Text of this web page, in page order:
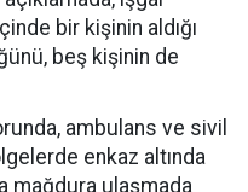
bir kişinin aldığı
beş kişinin de
ambulans ve sivil
enkaz altında
mağdura ulaşmada